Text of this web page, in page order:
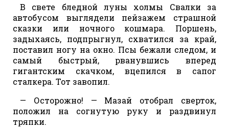
В свете бледной луны холмы Свалки за
автобусом выглядели пейзажем страшной
сказки или ночного кошмара. Поршень,
задыхаясь, подпрыгнул, схватился за край,
поставил ногу на окно. Псы бежали следом, и
самый быстрый, рванувшись вперед
гигантским скачком, вцепился в сапог
сталкера. Тот завопил.
— Осторожно! — Мазай отобрал сверток,
положил на согнутую руку и раздвинул
тряпки.